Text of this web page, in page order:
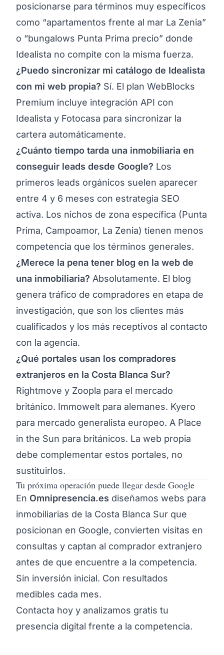
posicionarse para términos muy específicos
como “apartamentos frente al mar La Zenia”
o “bungalows Punta Prima precio” donde
Idealista no compite con la misma fuerza.
¿Puedo sincronizar mi catálogo de Idealista
con mi web propia? Sí. El plan WebBlocks
Premium incluye integración API con
Idealista y Fotocasa para sincronizar la
cartera automáticamente.
¿Cuánto tiempo tarda una inmobiliaria en
conseguir leads desde Google? Los
primeros leads orgánicos suelen aparecer
entre 4 y 6 meses con estrategia SEO
activa. Los nichos de zona específica (Punta
Prima, Campoamor, La Zenia) tienen menos
competencia que los términos generales.
¿Merece la pena tener blog en la web de
una inmobiliaria? Absolutamente. El blog
genera tráfico de compradores en etapa de
investigación, que son los clientes más
cualificados y los más receptivos al contacto
con la agencia.
¿Qué portales usan los compradores
extranjeros en la Costa Blanca Sur?
Rightmove y Zoopla para el mercado
británico. Immowelt para alemanes. Kyero
para mercado generalista europeo. A Place
in the Sun para británicos. La web propia
debe complementar estos portales, no
sustituirlos.
Tu próxima operación puede llegar desde Google
En Omnipresencia.es diseñamos webs para
inmobiliarias de la Costa Blanca Sur que
posicionan en Google, convierten visitas en
consultas y captan al comprador extranjero
antes de que encuentre a la competencia.
Sin inversión inicial. Con resultados
medibles cada mes.
Contacta hoy y analizamos gratis tu
presencia digital frente a la competencia.